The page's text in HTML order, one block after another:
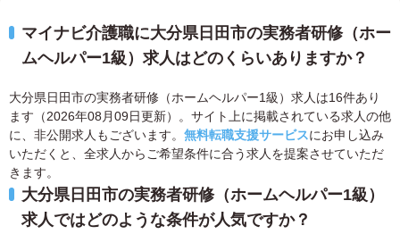
マイナビ介護職に大分県日田市の実務者研修（ホー
ムヘルパー1級）求人はどのくらいありますか？
大分県日田市の実務者研修（ホームヘルパー1級）求人は16件あり
ます（2026年08月09日更新）。サイト上に掲載されている求人の他
に、非公開求人もございます。 無料転職支援サービスにお申し込み
いただくと、全求人からご希望条件に合う求人を提案させていただ
きます。
大分県日田市の実務者研修（ホームヘルパー1級）
求人ではどのような条件が人気ですか？